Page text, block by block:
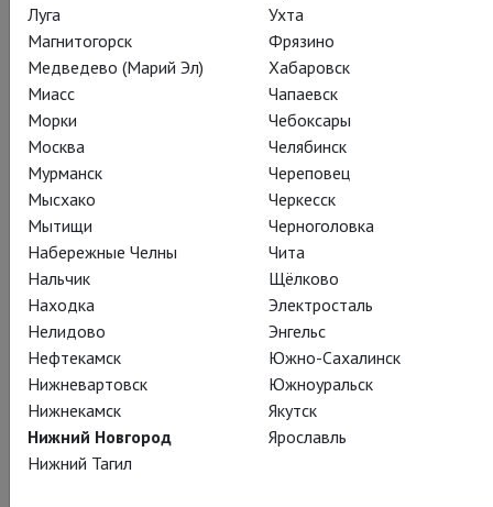
Уилл Кин
Поликсен
Оливер Райан
Флоризель
Луга
Магнитогорск
Медведево (Марий Эл)
Миасс
Морки
Москва
Мурманск
Мысхако
Мытищи
Набережные Челны
Нальчик
Находка
Нелидово
Нефтекамск
Нижневартовск
Нижнекамск
Нижний Новгород
Нижний Тагил
Ухта
Фрязино
Хабаровск
Чапаевск
Чебоксары
Челябинск
Череповец
Черкесск
Черноголовка
Чита
Щёлково
Электросталь
Энгельс
Южно-Сахалинск
Южноуральск
Якутск
Ярославль